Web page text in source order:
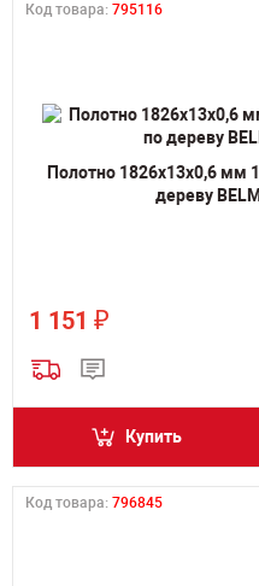
Код товара: 795116
Полотно 1826х13х0,6 мм
дереву
1 151 ₽
Купить
Код товара: 796845